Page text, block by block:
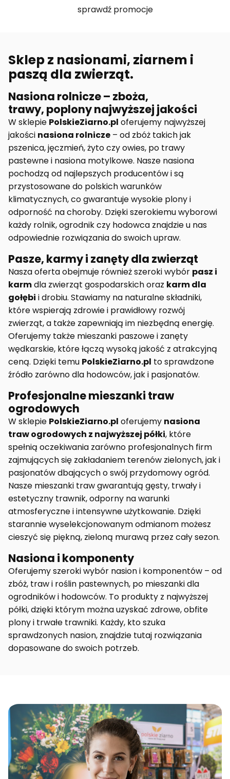
sprawdź promocje
Sklep z nasionami, ziarnem i
paszą dla zwierząt.
Nasiona rolnicze – zboża,
trawy, poplony najwyższej jakości
W sklepie PolskieZiarno.pl oferujemy najwyższej
jakości nasiona rolnicze – od zbóż takich jak
pszenica, jęczmień, żyto czy owies, po trawy
pastewne i nasiona motylkowe. Nasze nasiona
pochodzą od najlepszych producentów i są
przystosowane do polskich warunków
klimatycznych, co gwarantuje wysokie plony i
odporność na choroby. Dzięki szerokiemu wyborowi
każdy rolnik, ogrodnik czy hodowca znajdzie u nas
odpowiednie rozwiązania do swoich upraw.
Pasze, karmy i zanęty dla zwierząt
Nasza oferta obejmuje również szeroki wybór pasz i
karmdla zwierząt gospodarskich oraz karm dla
gołębi i drobiu. Stawiamy na naturalne składniki,
które wspierają zdrowie i prawidłowy rozwój
zwierząt, a także zapewniają im niezbędną energię.
Oferujemy także mieszanki paszowe i zanęty
wędkarskie, które łączą wysoką jakość z atrakcyjną
ceną. Dzięki temu PolskieZiarno.pl to sprawdzone
źródło zarówno dla hodowców, jak i pasjonatów.
Profesjonalne mieszanki traw
ogrodowych
W sklepie PolskieZiarno.pl oferujemy nasiona
traw ogrodowych z najwyższej półki, które
spełnią oczekiwania zarówno profesjonalnych firm
zajmujących się zakładaniem terenów zielonych, jak i
pasjonatów dbających o swój przydomowy ogród.
Nasze mieszanki traw gwarantują gęsty, trwały i
estetyczny trawnik, odporny na warunki
atmosferyczne i intensywne użytkowanie. Dzięki
starannie wyselekcjonowanym odmianom możesz
cieszyć się piękną, zieloną murawą przez cały sezon.
Nasiona i komponenty
Oferujemy szeroki wybór nasion i komponentów – od
zbóż, traw i roślin pastewnych, po mieszanki dla
ogrodników i hodowców. To produkty z najwyższej
półki, dzięki którym można uzyskać zdrowe, obfite
plony i trwałe trawniki. Każdy, kto szuka
sprawdzonych nasion, znajdzie tutaj rozwiązania
dopasowane do swoich potrzeb.